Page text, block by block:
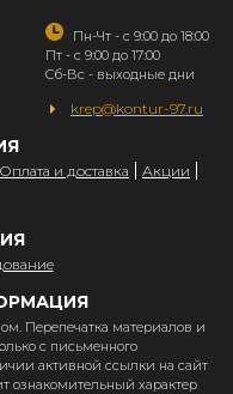
Пн-Чт - с 9:00 до 18:00
Пт - с 9:00 до 17:00
Сб-Вс - выходные дни
krep@kontur-97.ru
Оплата и доставка
Акции
Перепечатка материалов и
с письменного
активной ссылки на сайт
ознакомительный характер